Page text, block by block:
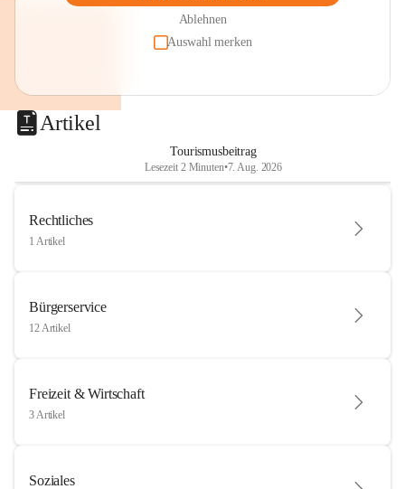
Ablehnen
Auswahl merken
Artikel
Tourismusbeitrag
Lesezeit 2 Minuten•7. Aug. 2026
Rechtliches
1 Artikel
Bürgerservice
12 Artikel
Freizeit & Wirtschaft
3 Artikel
Soziales